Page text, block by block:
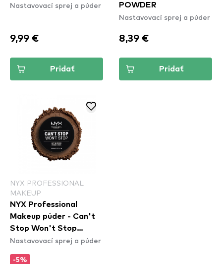
Nastavovací sprej a púder
9,99 €
Pridať
POWDER
Nastavovací sprej a púder
8,39 €
Pridať
NYX PROFESSIONAL
MAKEUP
NYX Professional
Makeup púder - Can't
Stop Won't Stop
Setting Powder - Deep
Nastavovací sprej a púder
-5%